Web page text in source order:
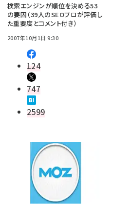
検索エンジンが順位を決める53
の要因（39人のSEOプロが評価し
た重要度とコメント付き）
2007年10月1日 9:30
124
747
2599